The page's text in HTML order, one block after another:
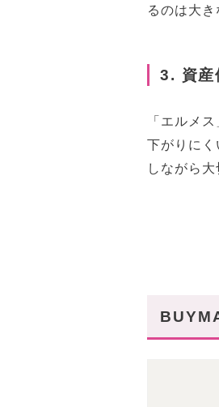
るのは大き
3. 資産
「エルメ
下がりに
しながら